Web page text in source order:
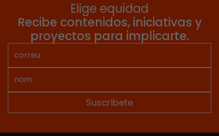
Elige equidad
Recibe contenidos, iniciativas y
proyectos para implicarte.